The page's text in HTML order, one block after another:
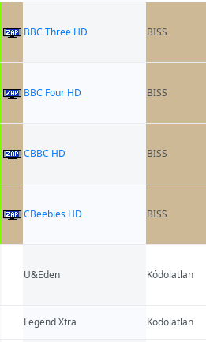
BBC Three HD BISS
BBC Four HD BISS
CBBC HD BISS
CBeebies HD BISS
U&Eden Kódolatlan
Legend Xtra Kódolatlan